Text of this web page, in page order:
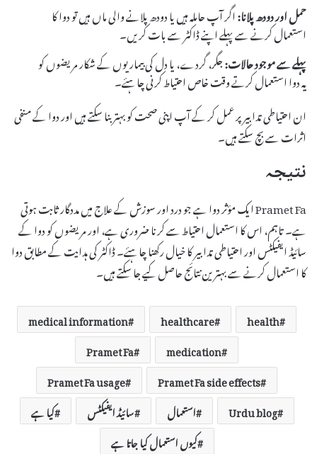
حمل اور دودھ پلانا:اگر آپ حاملہ ہیں یا دودھ پلانے والی ماں ہیں تو دوا کا
استعمال کرنے سے پہلے اپنے ڈاکٹر سے بات کریں۔
پہلے سے موجود حالات:جگر، گردے، یا دل کی بیماریوں کے شکار مریضوں کو
یہ دوا استعمال کرتے وقت خاص احتیاط کرنی چاہئے۔
ان احتیاطی تدابیر پر عمل کر کے آپ اپنی صحت کو بہتر بنا سکتے ہیں اور دوا کے منفی
اثرات سے بچ سکتے ہیں۔
نتیجہ
Pramet Fa ایک مؤثر دوا ہے جو درد اور سوزش کے علاج میں مددگار ثابت ہوتی
ہے۔ تاہم، اس کا استعمال احتیاط سے کرنا ضروری ہے، اور مریضوں کو دوا کے
سائیڈ ایفیکٹس اور احتیاطی تدابیر کا خیال رکھنا چاہئے۔ ڈاکٹر کی ہدایت کے مطابق دوا
کا استعمال کرنے سے بہترین نتائج حاصل کیے جا سکتے ہیں۔
health
healthcare
medical information
medication
Pramet Fa
Pramet Fa side effects
Pramet Fa usage
Urdu blog
استعمال سائیڈ ایفیکٹس
کیا ہے
کیوں استعمال کیا جاتا ہے